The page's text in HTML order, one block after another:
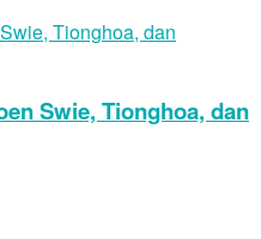
Swie, Tionghoa, dan